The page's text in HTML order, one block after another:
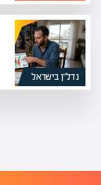
נדל”ן בישראל